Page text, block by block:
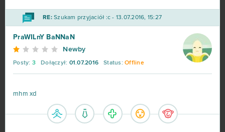
RE:Szukam przyjaciół :c - 13.07.2016, 15:27
PraWILnY BaNNaN
Newby
Posty: 3 Dołączył: 01.07.2016 Status: Offline
mhm xd